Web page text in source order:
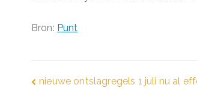
Bron: Punt
Bericht
nieuwe ontslagregels 1 juli nu al